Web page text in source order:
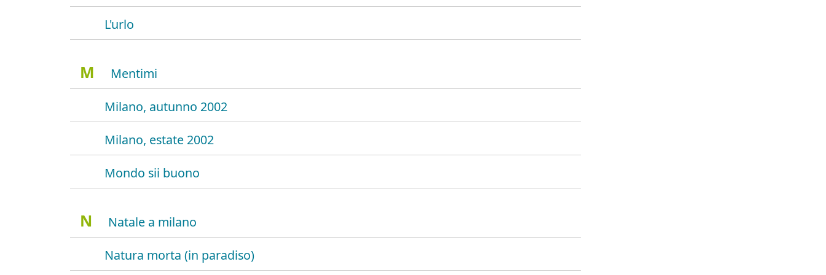
L'urlo
M
Mentimi
Milano, autunno 2002
Milano, estate 2002
Mondo sii buono
N
Natale a milano
Natura morta (in paradiso)